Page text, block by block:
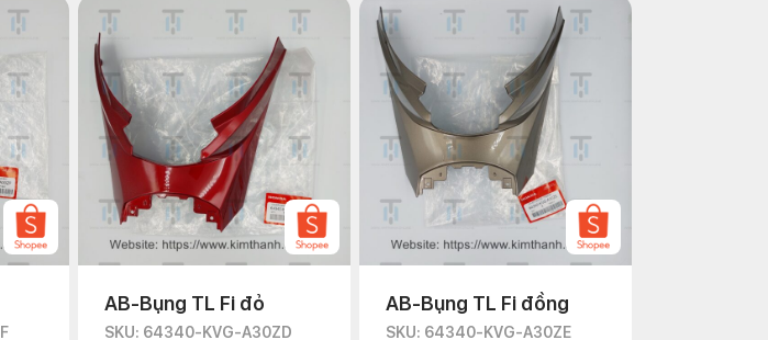
AB-Bụng TL Fi đỏ
SKU: 64340-KVG-A30ZD
AB-Bụng TL Fi đồng
SKU: 64340-KVG-A30ZE